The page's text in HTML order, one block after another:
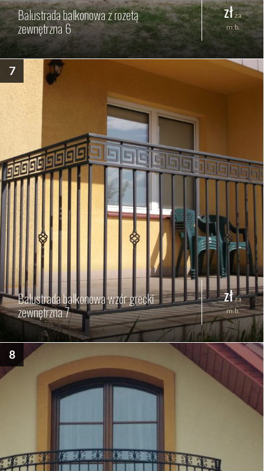
Balustrada balkonowa z rozetą
zewnętrzna 6
zł za
m.b.
7
Balustrada balkonowa wzór grecki
zewnętrzna 7
zł za
m.b.
8